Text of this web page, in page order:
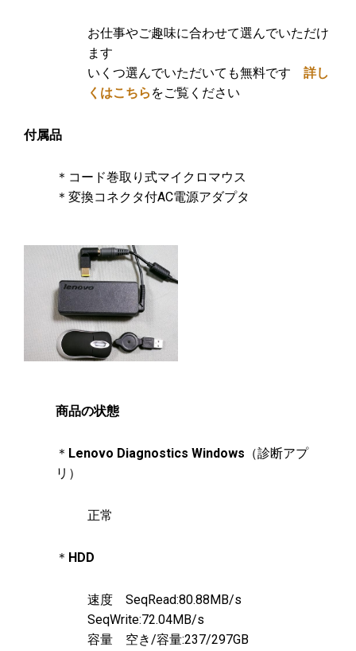
お仕事やご趣味に合わせて選んでいただけ
ます
いくつ選んでいただいても無料です 詳し
くはこちら をご覧ください
付属品
＊コード巻取り式マイクロマウス
＊変換コネクタ付AC電源アダプタ
商品の状態
＊ Lenovo Diagnostics Windows （診断アプ
リ）
正常
＊ HDD
速度 SeqRead:80.88MB/s
SeqWrite:72.04MB/s
容量 空き/容量:237/297GB